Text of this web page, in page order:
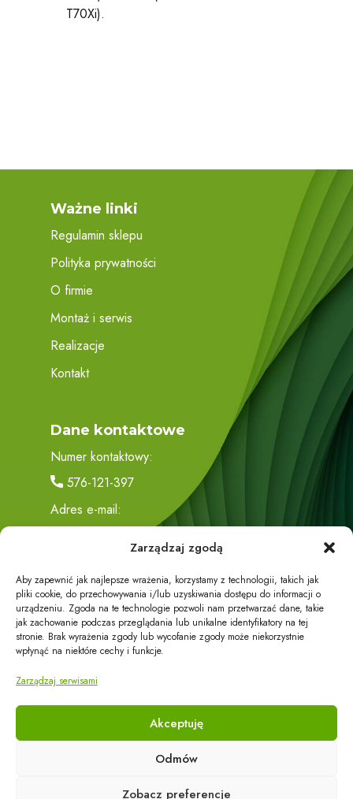
Zarządzaj zgodą
Aby zapewnić jak najlepsze wrażenia, korzystamy z technologii, takich jak
pliki cookie, do przechowywania i/lub uzyskiwania dostępu do informacji o
urządzeniu. Zgoda na te technologie pozwoli nam przetwarzać dane, takie
jak zachowanie podczas przeglądania lub unikalne identyfikatory na tej
stronie. Brak wyrażenia zgody lub wycofanie zgody może niekorzystnie
wpłynąć na niektóre cechy i funkcje.
Zarządzaj serwisami
Akceptuję
Odmów
Zobacz preferencje
T70Xi).
Ważne linki
Regulamin sklepu
Polityka prywatności
O firmie
Montaż i serwis
Realizacje
Kontakt
Dane kontaktowe
Numer kontaktowy:
576-121-397
Adres e-mail:
Trzciana 419
36-071 Trzciana
Działalność firmy dzieli się na część handlową i część